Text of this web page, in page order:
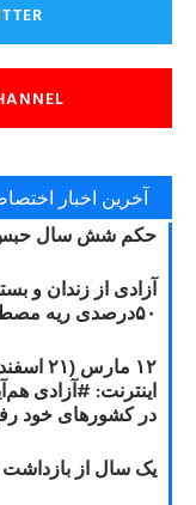
آخرین اخبار
حکم شش سال حبس
آزادی از زندان و
۵۰درصدی ریه مصطفی دانشجو
۱۲
در کشورهای خود
یک سال از